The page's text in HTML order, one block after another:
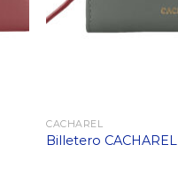
CACHAREL
Billetero CACHAREL